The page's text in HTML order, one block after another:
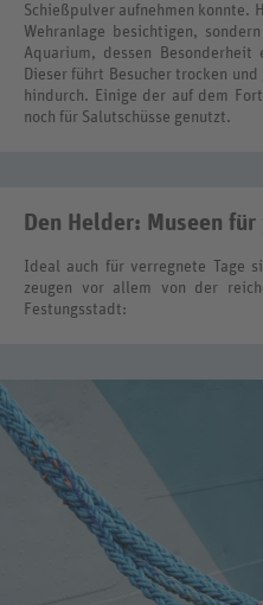
Schießpulver aufnehmen konnte.
Wehranlage besichtigen,
Aquarium, dessen
Dieser führt Besucher trocken
hindurch. Einige der auf dem
noch für Salutschüsse genutzt.
Den Helder: Museen
Ideal auch für verregnete Tage
zeugen vor allem von der
Festungsstadt: